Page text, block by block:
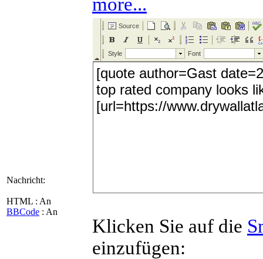
Nachricht:
HTML : An
BBCode : An
Klicken Sie auf die
einzufügen: